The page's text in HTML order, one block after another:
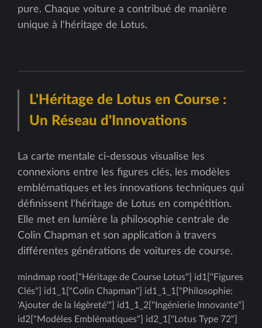
pure. Chaque voiture a contribué de manière
unique à l'héritage de Lotus.
L'Héritage de Lotus en Course :
Un Réseau d'Innovations
La carte mentale ci-dessous visualise les
connexions entre les figures clés, les modèles
emblématiques et les innovations techniques qui
définissent l'héritage de Lotus en compétition.
Elle met en lumière la philosophie centrale de
Colin Chapman et son application à travers
différentes générations de voitures de course.
mindmap root["Héritage de Course Lotus"] id1["Figures
Clés"] id1_1["Colin Chapman"] id1_1_1["Philosophie:
'Ajouter de la légèreté'"] id1_1_2["Ingénierie Innovante"]
id2["Modèles Emblématiques"] id2_1["Lotus Type 72"]